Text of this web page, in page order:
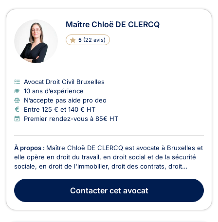
Maître Chloë DE CLERCQ
5 (22 avis)
Avocat Droit Civil Bruxelles
10 ans d’expérience
N’accepte pas aide pro deo
Entre 125 € et 140 € HT
Premier rendez-vous à 85€ HT
À propos : Maître Chloë DE CLERCQ est avocate à Bruxelles et
elle opère en droit du travail, en droit social et de la sécurité
sociale, en droit de l'immobilier, droit des contrats, droit
vous conseille en droit du travail et vous représente devant le
Tribunal de Travail pour tou...
Contactercet avocat